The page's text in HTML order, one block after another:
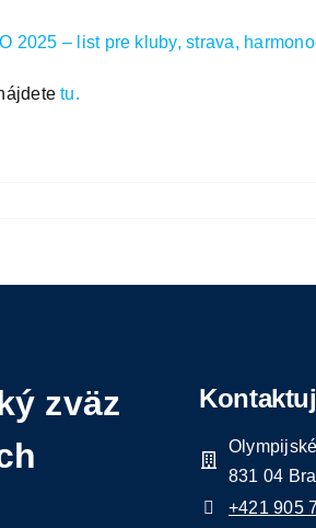
2025 – list pre kluby, strava,
tu.
zväz
831 04
+421 905